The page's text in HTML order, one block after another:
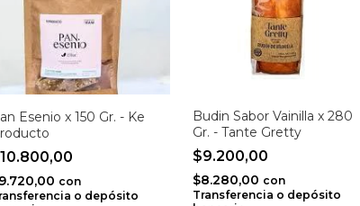
Esenio x 150 Gr. - Ke
con
o depósito
Budin Sabor Vainilla x 280
Gr. - Tante Gretty
$9.200,00
$8.280,00 con
Transferencia o depósito